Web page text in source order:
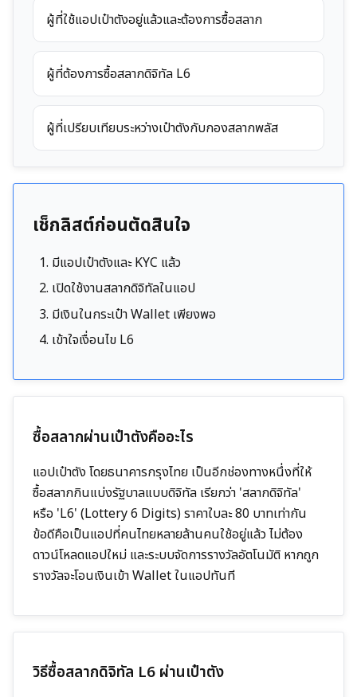
ผู้ที่ใช้แอปเป๋าตังอยู่แล้วและต้องการซื้อสลาก
ผู้ที่ต้องการซื้อสลากดิจิทัล L6
ผู้ที่เปรียบเทียบระหว่างเป๋าตังกับกองสลากพลัส
เช็กลิสต์ก่อนตัดสินใจ
มีแอปเป๋าตังและ KYC แล้ว
เปิดใช้งานสลากดิจิทัลในแอป
มีเงินในกระเป๋า Wallet เพียงพอ
เข้าใจเงื่อนไข L6
ซื้อสลากผ่านเป๋าตังคืออะไร
แอปเป๋าตัง โดยธนาคารกรุงไทย เป็นอีกช่องทางหนึ่งที่ให้
ซื้อสลากกินแบ่งรัฐบาลแบบดิจิทัล เรียกว่า 'สลากดิจิทัล'
หรือ 'L6' (Lottery 6 Digits) ราคาใบละ 80 บาทเท่ากัน
ข้อดีคือเป็นแอปที่คนไทยหลายล้านคนใช้อยู่แล้ว ไม่ต้อง
ดาวน์โหลดแอปใหม่ และระบบจัดการรางวัลอัตโนมัติ หากถูก
รางวัลจะโอนเงินเข้า Wallet ในแอปทันที
วิธีซื้อสลากดิจิทัล L6 ผ่านเป๋าตัง